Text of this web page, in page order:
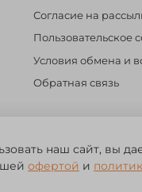
Согласие на
Пользовательское
Условия обмена и
Обратная связь
Рыболовный
наш сайт, вы
офертой и